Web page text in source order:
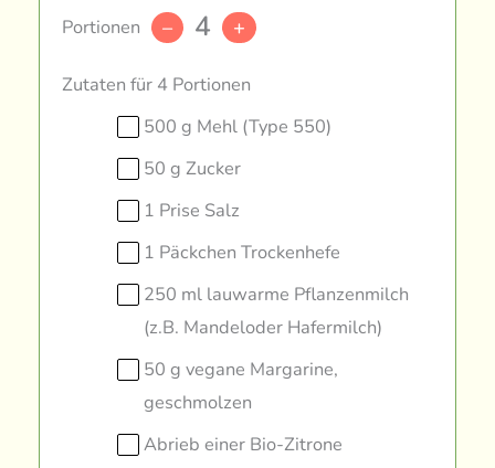
Portionen – 4 +
Zutaten für 4 Portionen
500 g Mehl (Type 550)
50 g Zucker
1 Prise Salz
1 Päckchen Trockenhefe
250 ml lauwarme Pflanzenmilch
(z.B. Mandeloder Hafermilch)
50 g vegane Margarine,
geschmolzen
Abrieb einer Bio-Zitrone